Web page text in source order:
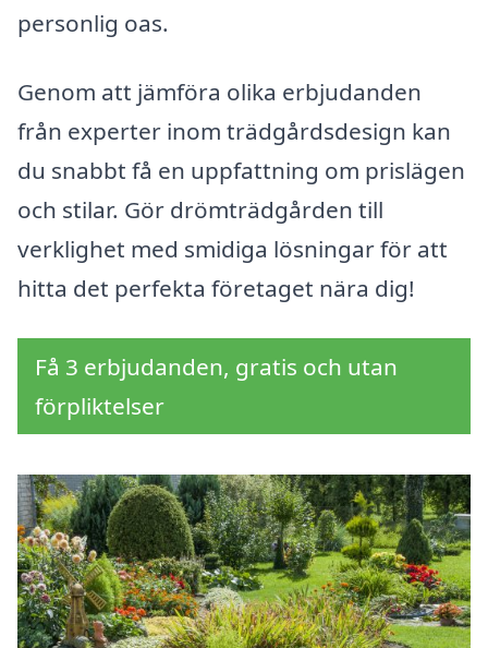
personlig oas.
Genom att jämföra olika erbjudanden
från experter inom trädgårdsdesign kan
du snabbt få en uppfattning om prislägen
och stilar. Gör drömträdgården till
verklighet med smidiga lösningar för att
hitta det perfekta företaget nära dig!
Få 3 erbjudanden, gratis och utan
förpliktelser